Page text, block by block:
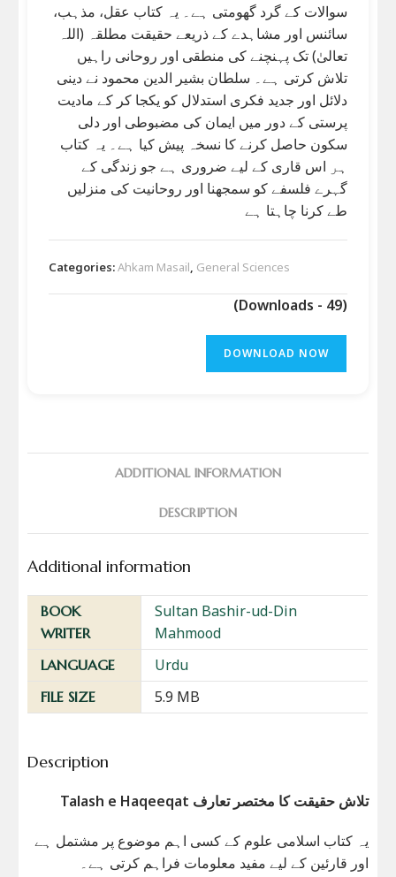
سوالات کے گرد گھومتی ہے۔ یہ کتاب عقل، مذہب،
سائنس اور مشاہدے کے ذریعے حقیقت مطلقہ (اللہ
تعالیٰ) تک پہنچنے کی منطقی اور روحانی راہیں
تلاش کرتی ہے۔ سلطان بشیر الدین محمود نے دینی
دلائل اور جدید فکری استدلال کو یکجا کر کے مادیت
پرستی کے دور میں ایمان کی مضبوطی اور دلی
سکون حاصل کرنے کا نسخہ پیش کیا ہے۔ یہ کتاب
ہر اس قاری کے لیے ضروری ہے جو زندگی کے
گہرے فلسفے کو سمجھنا اور روحانیت کی منزلیں
طے کرنا چاہتا ہے
Categories:Ahkam Masail, General Sciences
(Downloads - 49)
DOWNLOAD NOW
ADDITIONAL INFORMATION
DESCRIPTION
Additional information
BOOK
WRITER
Sultan Bashir-ud-Din
Mahmood
LANGUAGE Urdu
FILE SIZE 5.9 MB
Description
Talash e Haqeeqat تلاش حقیقت کا مختصر تعارف
یہ کتاب اسلامی علوم کے کسی اہم موضوع پر مشتمل ہے
اور قارئین کے لیے مفید معلومات فراہم کرتی ہے۔